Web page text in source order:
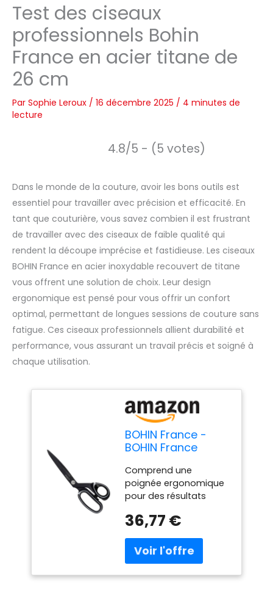
Test des ciseaux
professionnels Bohin
France en acier titane de
26 cm
Par Sophie Leroux / 16 décembre 2025 / 4 minutes de
lecture
4.8/5 - (5 votes)
Dans le monde de la couture, avoir les bons outils est
essentiel pour travailler avec précision et efficacité. En
tant que couturière, vous savez combien il est frustrant
de travailler avec des ciseaux de faible qualité qui
rendent la découpe imprécise et fastidieuse. Les ciseaux
BOHIN France en acier inoxydable recouvert de titane
vous offrent une solution de choix. Leur design
ergonomique est pensé pour vous offrir un confort
optimal, permettant de longues sessions de couture sans
fatigue. Ces ciseaux professionnels allient durabilité et
performance, vous assurant un travail précis et soigné à
chaque utilisation.
BOHIN France -
BOHIN France
Titane Recouvert
(26cm)
Professionnel
Couture Ciseaux
avec Ergonomique
Poignées - 1 Pièce,
Argent
Comprend une
poignée ergonomique
pour des résultats
tâches de couture
inoxydable avec un
revêtement en titane
Les lames incurvées
36,77 €